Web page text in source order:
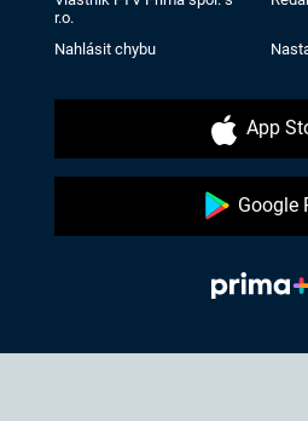
r.o.
Nahlásit chybu
App
Google